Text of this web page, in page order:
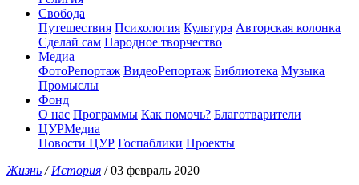
Свобода
Путешествия Психология Культура Авторская колонка
Сделай сам Народное творчество
Медиа
ФотоРепортаж ВидеоРепортаж Библиотека Музыка
Промыслы
Фонд
О нас Программы Как помочь? Благотварители
ЦУРМедиа
Новости ЦУР Госпаблики Проекты
Жизнь /История / 03 февраль 2020